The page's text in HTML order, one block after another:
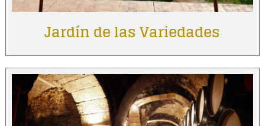
Jardín de las Variedades